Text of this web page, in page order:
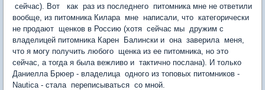
сейчас). Вот как раз из последнего питомника мне не ответили
вообще, из питомника Килара мне написали, что категорически
не продают щенков в Россию (хотя сейчас мы дружим с
владелицей питомника Карен Балински и она заверила меня,
что я могу получить любого щенка из ее питомника, но это
сейчас, а тогда я была вежливо и тактично послана). И только
Даниелла Брюер - владелица одного из топовых питомников -
Nautica - стала переписываться со мной.